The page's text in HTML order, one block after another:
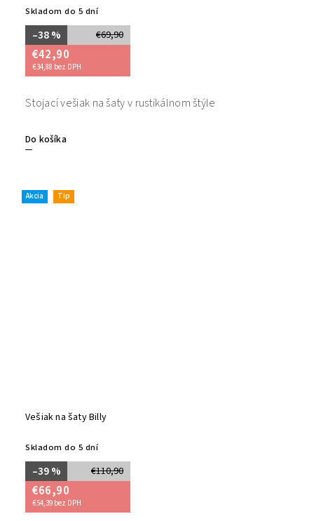
Skladom do 5 dní
€69,90
–38 %
€42,90
€34,88 bez DPH
Do košíka
Stojací vešiak na šaty v rustikálnom štýle
Akcia Tip
Vešiak na šaty Billy
Skladom do 5 dní
€110,90
–39 %
€66,90
€54,39 bez DPH